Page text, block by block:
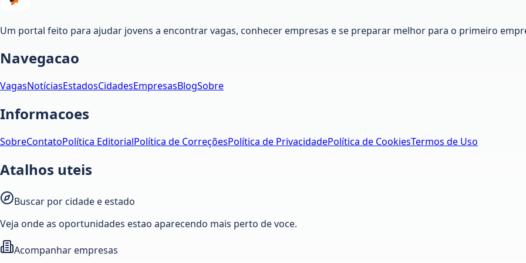
Um portal feito para ajudar jovens a encontrar vagas, conhecer empresas e se preparar melhor para o primeiro
Navegacao
VagasNotíciasEstadosCidadesEmpresasBlogSobre
Informacoes
SobreContatoPolítica EditorialPolítica de CorreçõesPolítica de PrivacidadePolítica de CookiesTermos de Uso
Atalhos uteis
Buscar por cidade e estado
Veja onde as oportunidades estao aparecendo mais perto de voce.
Acompanhar empresas